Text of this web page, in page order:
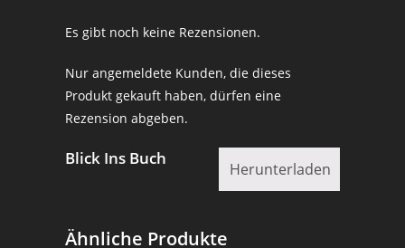
Es gibt noch keine Rezensionen.
Nur angemeldete Kunden, die dieses
Produkt gekauft haben, dürfen eine
Rezension abgeben.
Blick Ins Buch
Herunterladen
Ähnliche Produkte